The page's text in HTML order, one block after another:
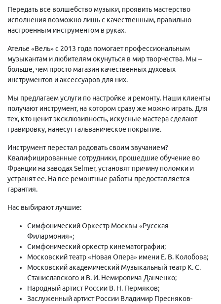
Передать все волшебство музыки, проявить мастерство
исполнения возможно лишь с качественным, правильно
настроенным инструментом в руках.
Ателье «Вель» с 2013 года помогает профессиональным
музыкантам и любителям окунуться в мир творчества. Мы –
больше, чем просто магазин качественных духовых
инструментов и аксессуаров для них.
Мы предлагаем услуги по настройке и ремонту. Наши клиенты
получают инструмент, на котором сразу же можно играть. Для
тех, кто ценит эксклюзивность, искусные мастера сделают
гравировку, нанесут гальваническое покрытие.
Инструмент перестал радовать своим звучанием?
Квалифицированные сотрудники, прошедшие обучение во
Франции на заводах Selmer, установят причину поломки и
устранят ее. На все ремонтные работы предоставляется
гарантия.
Нас выбирают лучшие:
Симфонический Оркестр Москвы «Русская
Филармония»;
Симфонический оркестр кинематографии;
Московский театр «Новая Опера» имени Е. В. Колобова;
Московский академический Музыкальный театр К. С.
Станиславского и В. И. Немировича-Данченко;
Народный артист России В. Н. Пермяков;
Заслуженный артист России Владимир Пресняков-